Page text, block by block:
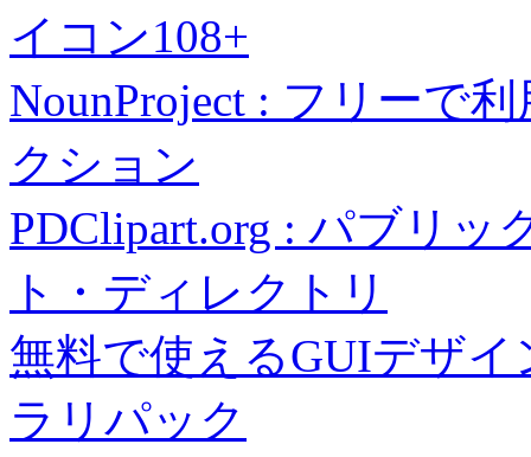
イコン108+
NounProject : フリーで
クション
PDClipart.org : パブリ
ト・ディレクトリ
無料で使えるGUIデザ
ラリパック